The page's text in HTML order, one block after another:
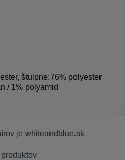
štulpne:76% polyester
/ 1% polyamid
je whiteandblue.sk
produktov